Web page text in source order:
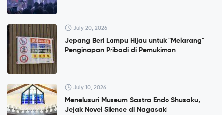
July 20, 2026
Jepang Beri Lampu Hijau untuk "Melarang"
Penginapan Pribadi di Pemukiman
July 10, 2026
Menelusuri Museum Sastra Endō Shūsaku,
Jejak Novel Silence di Nagasaki